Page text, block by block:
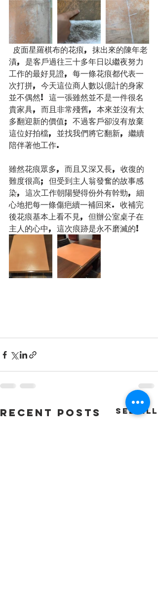
漬, 是客戶過往三十多年日以繼夜努力
工作的最好見證, 每一條花痕都代表一
次打拼, 今天這位商人數以億計的身家
並不偶然! 這一張雖然並不是一件很名
貴家具, 而且非常殘舊, 本來並沒有太
多翻迎新的價值; 不過客戶卻沒有放棄
這位好拍檔, 並找我們將它翻新, 繼續
陪伴著他工作.
雖然花痕眾多, 而且又深又長, 收復的
難度很高; 但受到主人翁發奮的故事感
染, 這次工作朝陽變得份外有幹勁, 細
心地把每一條傷疤續一補回來. 收補完
後花痕基本上看不見, 但辦公室桌子在
主人的心中, 這次痕跡是永不磨滅的!
Recent Posts See All